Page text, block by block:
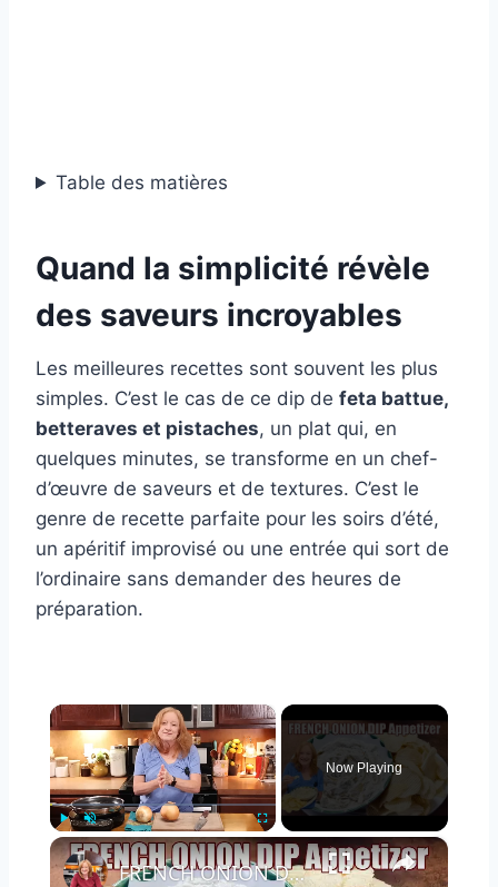
Table des matières
Quand la simplicité révèle
des saveurs incroyables
Les meilleures recettes sont souvent les plus
simples. C’est le cas de ce dip de feta battue,
betteraves et pistaches, un plat qui, en
quelques minutes, se transforme en un chef-
d’œuvre de saveurs et de textures. C’est le
genre de recette parfaite pour les soirs d’été,
un apéritif improvisé ou une entrée qui sort de
l’ordinaire sans demander des heures de
préparation.
×
Play Unmute Fullscreen
Now Playing
×
FRENCH ONION DIP Perfect Appetizer For Your Ruffled Chip